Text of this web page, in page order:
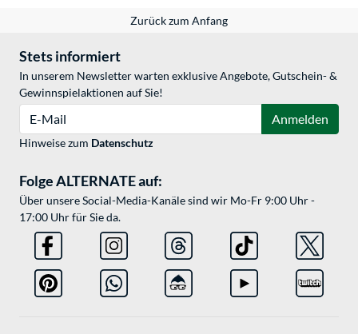
Zurück zum Anfang
Stets informiert
In unserem Newsletter warten exklusive Angebote, Gutschein- &
Gewinnspielaktionen auf Sie!
Anmelden
Hinweise zum Datenschutz
Folge ALTERNATE auf:
Über unsere Social-Media-Kanäle sind wir Mo-Fr 9:00 Uhr -
17:00 Uhr für Sie da.